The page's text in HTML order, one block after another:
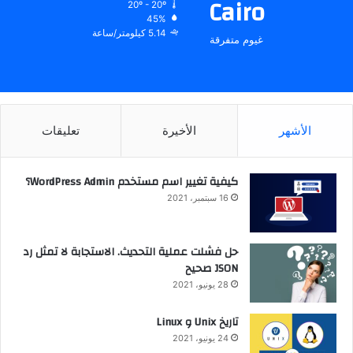
Cairo
غيوم متفرقة
20º - 20º
45%
5.14 كيلومتر/ساعة
الأشهر الأخيرة تعليقات
كيفية تغيير اسم مستخدم WordPress Admin؟
16 سبتمبر، 2021
حل فشلت عملية التحديث. الاستجابة لا تمثل رد
JSON صحيح
28 يونيو، 2021
تاريخ Unix و Linux
24 يونيو، 2021